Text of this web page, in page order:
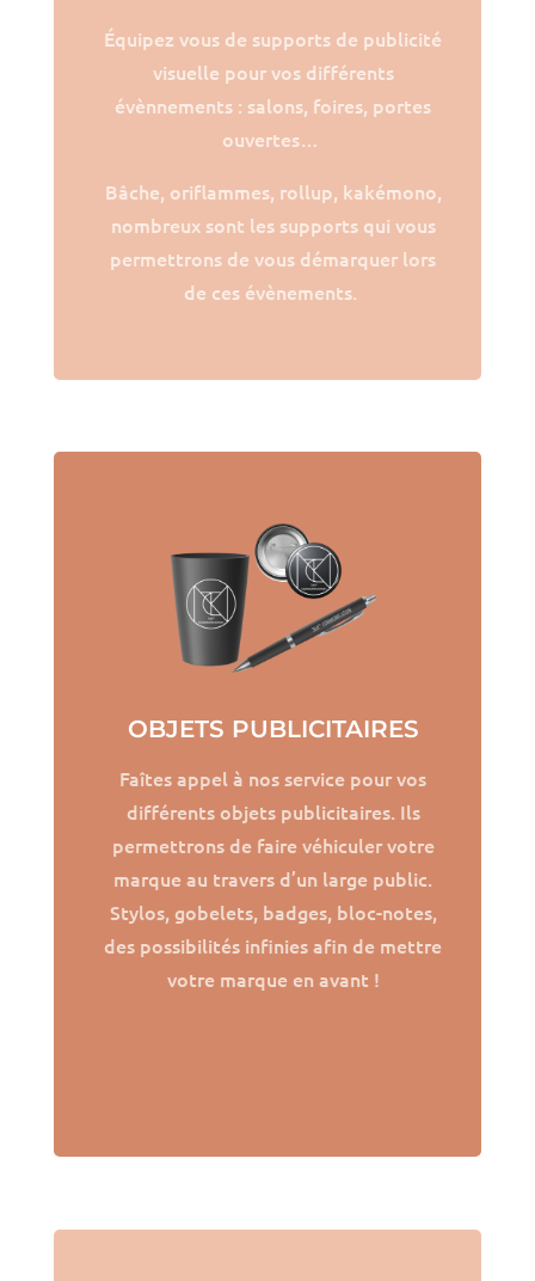
Équipez vous de supports de publicité
visuelle pour vos différents
évènnements : salons, foires, portes
ouvertes…
Bâche, oriflammes, rollup, kakémono,
nombreux sont les supports qui vous
permettrons de vous démarquer lors
de ces évènements.
OBJETS PUBLICITAIRES
Faîtes appel à nos service pour vos
différents objets publicitaires. Ils
permettrons de faire véhiculer votre
marque au travers d’un large public.
Stylos, gobelets, badges, bloc-notes,
des possibilités infinies afin de mettre
votre marque en avant !